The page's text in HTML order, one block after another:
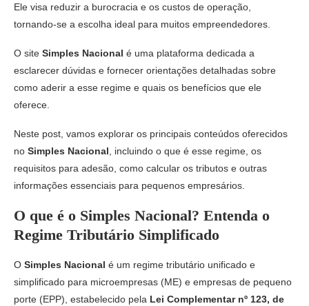
Ele visa reduzir a burocracia e os custos de operação,
tornando-se a escolha ideal para muitos empreendedores.
O site Simples Nacional é uma plataforma dedicada a
esclarecer dúvidas e fornecer orientações detalhadas sobre
como aderir a esse regime e quais os benefícios que ele
oferece.
Neste post, vamos explorar os principais conteúdos oferecidos
no Simples Nacional , incluindo o que é esse regime, os
requisitos para adesão, como calcular os tributos e outras
informações essenciais para pequenos empresários.
O que é o Simples Nacional? Entenda o
Regime Tributário Simplificado
O Simples Nacional é um regime tributário unificado e
simplificado para microempresas (ME) e empresas de pequeno
porte (EPP), estabelecido pela Lei Complementar nº 123, de